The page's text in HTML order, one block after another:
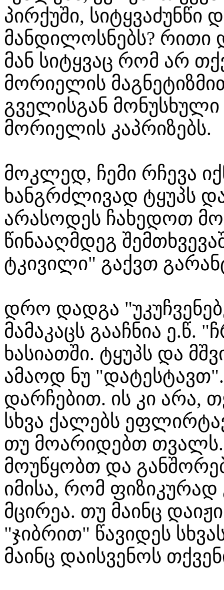
პირქუში,
მანდილოსნებს? რითი
მან სიტყვაც რომ არ
მორიელის
გველისგან მონუსხული
მორიელის კაპრიზებს.
მოკლედ, ჩემი რჩევა
ხანგრძლივად ტყუპს
არასოდეს ჩახედოთ
წინააღმდეგ
ტკივილი" გაქვთ
დრო დადგა
მამაკაცს გააჩნია ე.წ.
ხასიათში. ტყუპს და
ამაოდ ნუ
დარჩებით. ის კი არა,
სხვა ქალებს
თუ მოარიდებთ
მოუწყობთ და
იმისა, რომ
მცირეა. თუ მაინც
"ჯიბრით" წავიდეს
მაინც დაისვენოს